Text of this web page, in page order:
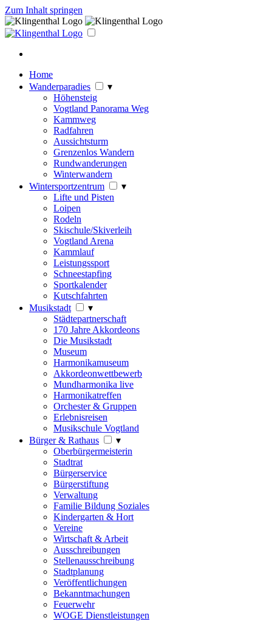
Zum Inhalt springen
Home
Wanderparadies
▾
Höhensteig
Vogtland Panorama Weg
Kammweg
Radfahren
Aussichtsturm
Grenzenlos Wandern
Rundwanderungen
Winterwandern
Wintersportzentrum
▾
Lifte und Pisten
Loipen
Rodeln
Skischule/Skiverleih
Vogtland Arena
Kammlauf
Leistungssport
Schneestapfing
Sportkalender
Kutschfahrten
Musikstadt
▾
Städtepartnerschaft
170 Jahre Akkordeons
Die Musikstadt
Museum
Harmonikamuseum
Akkordeonwettbewerb
Mundharmonika live
Harmonikatreffen
Orchester & Gruppen
Erlebnisreisen
Musikschule Vogtland
Bürger & Rathaus
▾
Oberbürgermeisterin
Stadtrat
Bürgerservice
Bürgerstiftung
Verwaltung
Familie Bildung Soziales
Kindergarten & Hort
Vereine
Wirtschaft & Arbeit
Ausschreibungen
Stellenausschreibung
Stadtplanung
Veröffentlichungen
Bekanntmachungen
Feuerwehr
WOGE Dienstleistungen